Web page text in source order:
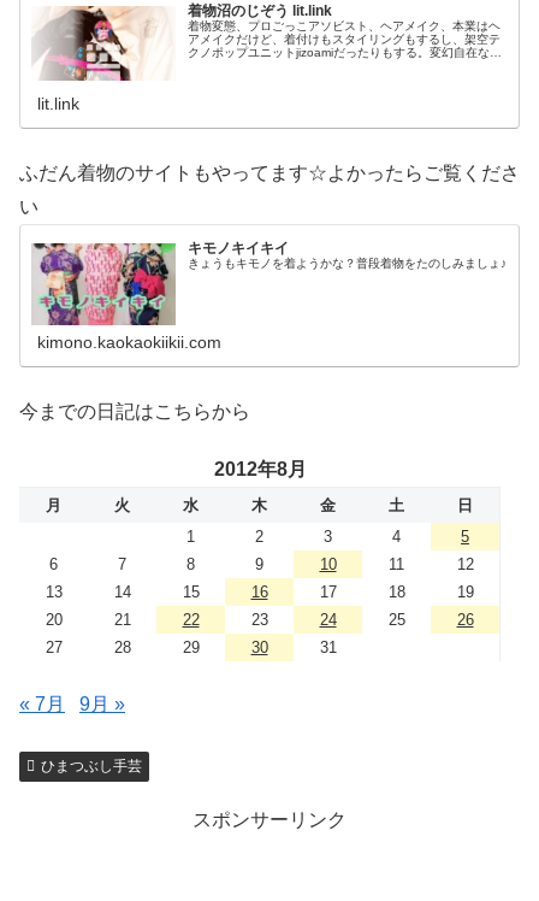
着物沼のじぞう lit.link
着物変態、プロごっこアソビスト、ヘアメイク、本業はヘ
アメイクだけど、着付けもスタイリングもするし、架空テ
クノポップユニットjizoamiだったりもする。変幻自在なた
lit.link
ふだん着物のサイトもやってます☆よかったらご覧くださ
い
キモノキイキイ
きょうもキモノを着ようかな？普段着物をたのしみましょ♪
kimono.kaokaokiikii.com
今までの日記はこちらから
2012年8月
月 火 水 木 金 土
日
1
2 3 4
5
6
7 8 9 10 11
12
13
14 15 16 17 18
19
20
21 22 23 24 25
26
27
28 29 30 31
« 7月 9月 »
ひまつぶし手芸
スポンサーリンク